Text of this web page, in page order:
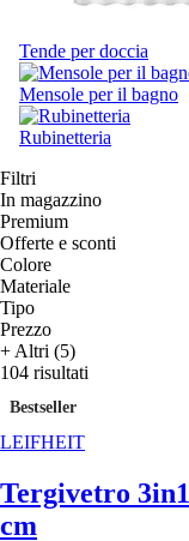
Tende per doccia
Mensole per il bagno
Rubinetteria
Filtri
In magazzino
Premium
Offerte e sconti
Colore
Materiale
Tipo
Prezzo
+ Altri (5)
104 risultati
Bestseller
LEIFHEIT
Tergivetro 3in1
cm